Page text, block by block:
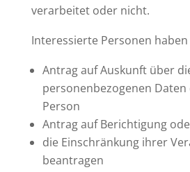
verarbeitet oder nicht.
Interessierte Personen haben
Antrag auf Auskunft über
personenbezogenen
Person
Antrag auf Berichtigung
die Einschränkung ihrer
beantragen